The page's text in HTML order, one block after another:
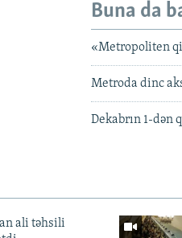
Buna da
«Metropoliten
Metroda dinc
Dekabrın 1-dən
ali təhsili